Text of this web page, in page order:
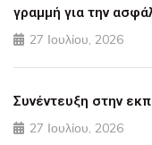
γραμμή για την
27 Ιουλίου, 2026
Συνέντευξη στην
27 Ιουλίου, 2026